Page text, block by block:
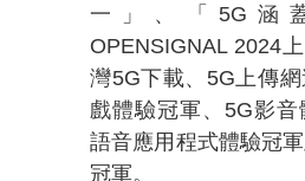
一」、「 5G 涵
OPENSIGNAL 2024
灣5G下載、 5G上傳網
戲體驗冠軍、 5G影音
語音應用程式體驗冠軍
冠軍。